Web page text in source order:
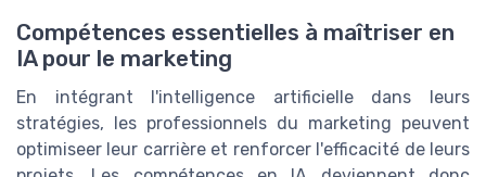
Compétences essentielles à maîtriser en
IA pour le marketing
En intégrant l'intelligence artificielle dans leurs
stratégies, les professionnels du marketing peuvent
optimiseer leur carrière et renforcer l'efficacité de leurs